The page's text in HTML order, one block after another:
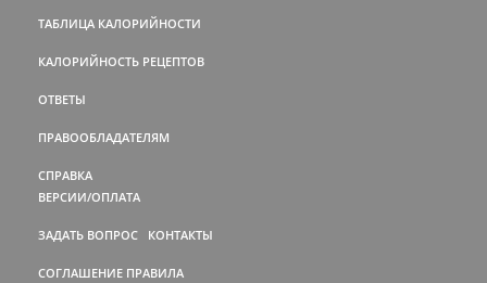
ТАБЛИЦА КАЛОРИЙНОСТИ
КАЛОРИЙНОСТЬ РЕЦЕПТОВ
ОТВЕТЫ
ПРАВООБЛАДАТЕЛЯМ
СПРАВКА
ВЕРСИИ/ОПЛАТА
ЗАДАТЬ ВОПРОС КОНТАКТЫ
СОГЛАШЕНИЕ ПРАВИЛА